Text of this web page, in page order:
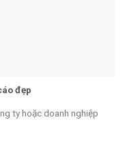
đẹp
ty hoặc doanh nghiệp